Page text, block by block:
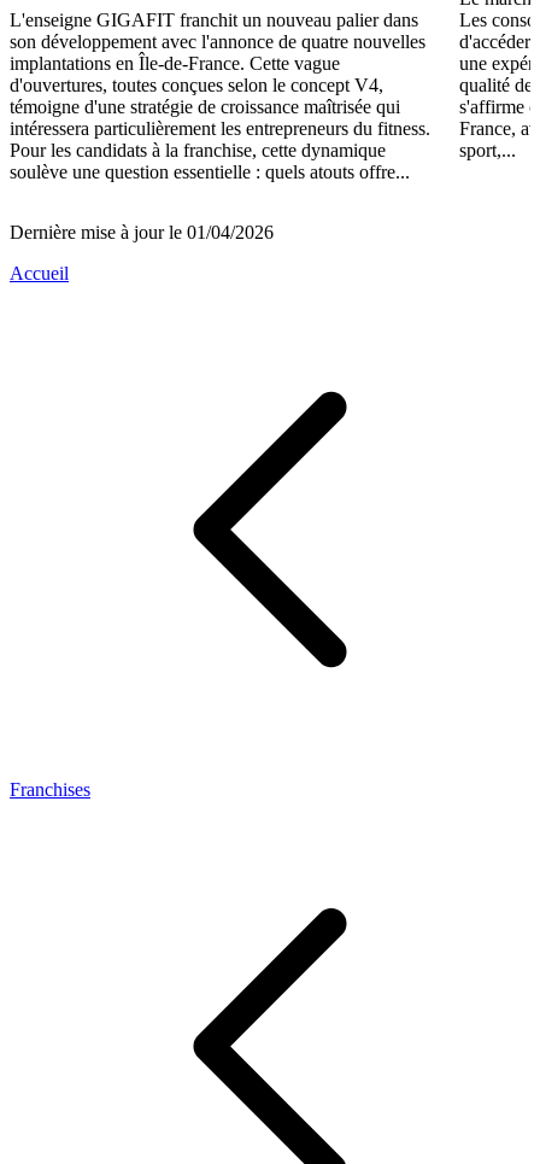
L'enseigne GIGAFIT franchit un nouveau palier dans
son développement avec l'annonce de quatre nouvelles
implantations en Île-de-France. Cette vague
d'ouvertures, toutes conçues selon le concept V4,
témoigne d'une stratégie de croissance maîtrisée qui
intéressera particulièrement les entrepreneurs du fitness.
Pour les candidats à la franchise, cette dynamique
soulève une question essentielle : quels atouts offre...
Les
d'accéder
une
qualité
s'affirme
France,
sport,...
Dernière mise à jour le 01/04/2026
Accueil
Franchises